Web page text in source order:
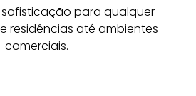
para qualquer
residências até ambientes
comerciais.